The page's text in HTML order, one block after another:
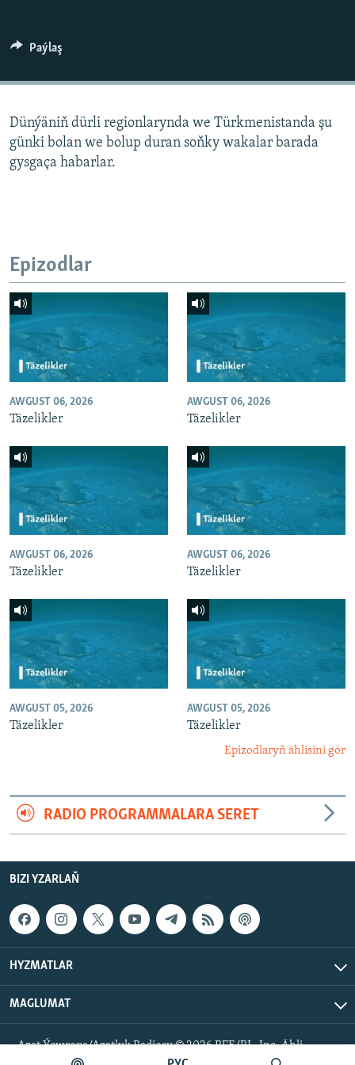
Paýlaş
Dünýäniň dürli regionlarynda we Türkmenistanda şu
günki bolan we bolup duran soňky wakalar barada
gysgaça habarlar.
Epizodlar
AWGUST 06, 2026
Täzelikler
AWGUST 06, 2026
Täzelikler
AWGUST 06, 2026
Täzelikler
AWGUST 06, 2026
Täzelikler
AWGUST 05, 2026
Täzelikler
AWGUST 05, 2026
Täzelikler
Epizodlaryň ählisini gör
RADIO PROGRAMMALARA SERET
BIZI YZARLAŇ
HYZMATLAR
MAGLUMAT
Azat Ýewropa/Azatlyk Radiosy © 2026 RFE/RL, Inc. Ähli
hukuklar goralan.